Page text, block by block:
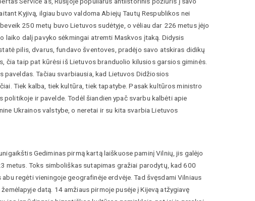
Kyjivą, ilgiau buvo valdoma Abiejų Tautų Respublikos nei
250 metų buvo Lietuvos sudėtyje, o vėliau dar 226 metus įėjo
laiko dalį pavyko sėkmingai atremti Maskvos įtaką. Didysis
pilis, dvarus, fundavo šventoves, pradėjo savo atskiras didikų
čia taip pat kūrėsi iš Lietuvos branduolio kilusios garsios giminės.
Tačiau svarbiausia, kad Lietuvos Didžiosios
Tiek kalba, tiek kultūra, tiek tapatybe. Pasak kultūros ministro
ir pavelde. Todėl šiandien ypač svarbu kalbėti apie
Ukrainos valstybe, o neretai ir su kita svarbia Lietuvos
Gediminas pirmą kartą laiškuose paminį Vilnių, jis galėjo
metus. Toks simboliškas sutapimas gražiai parodytų, kad 600
regėti vieningoje geografinėje erdvėje. Tad švęsdami Vilniaus
datą. 14 amžiaus pirmoje pusėje į Kijevą atžygiavę